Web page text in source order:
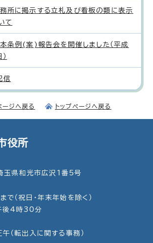
所に掲示する立札及び看板の類に表示
て
条例(案)報告会を開催しました（平成
信
ージへ戻る トップページへ戻る
役所
県和光市広沢1番5号
で（祝日・年末年始を除く）
後4時30分
（転出入に関する事務）